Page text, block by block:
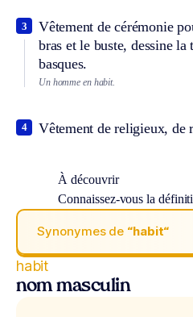
Vêtement de cérémonie
bras et le buste, dessine
basques.
3
Un homme en habit.
Vêtement de religieux, de
4
À découvrir
Connaissez-vous la
Synonymes de “habit“
habit
nom masculin